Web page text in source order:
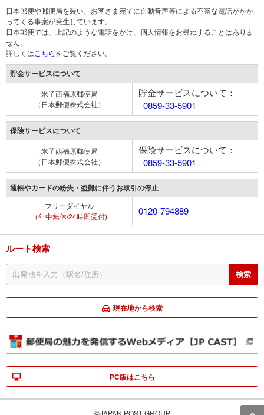
日本郵便や郵便局を装い、お客さま宛てに自動音声等による不審な電話がかか
ってくる事案が発生しています。
日本郵便では、上記のような電話をかけ、個人情報をお尋ねすることはありま
せん。
詳しくは こちらをご覧ください。
貯金サービスについて
米子西福原郵便局
（日本郵便株式会社）
貯金サービスについて：
0859-33-5901
保険サービスについて
米子西福原郵便局
（日本郵便株式会社）
保険サービスについて：
0859-33-5901
通帳やカードの紛失・盗難に伴うお取引の停止
フリーダイヤル
（年中無休/24時間受付)
0120-794889
ルート検索
現在地から検索
PC版はこちら